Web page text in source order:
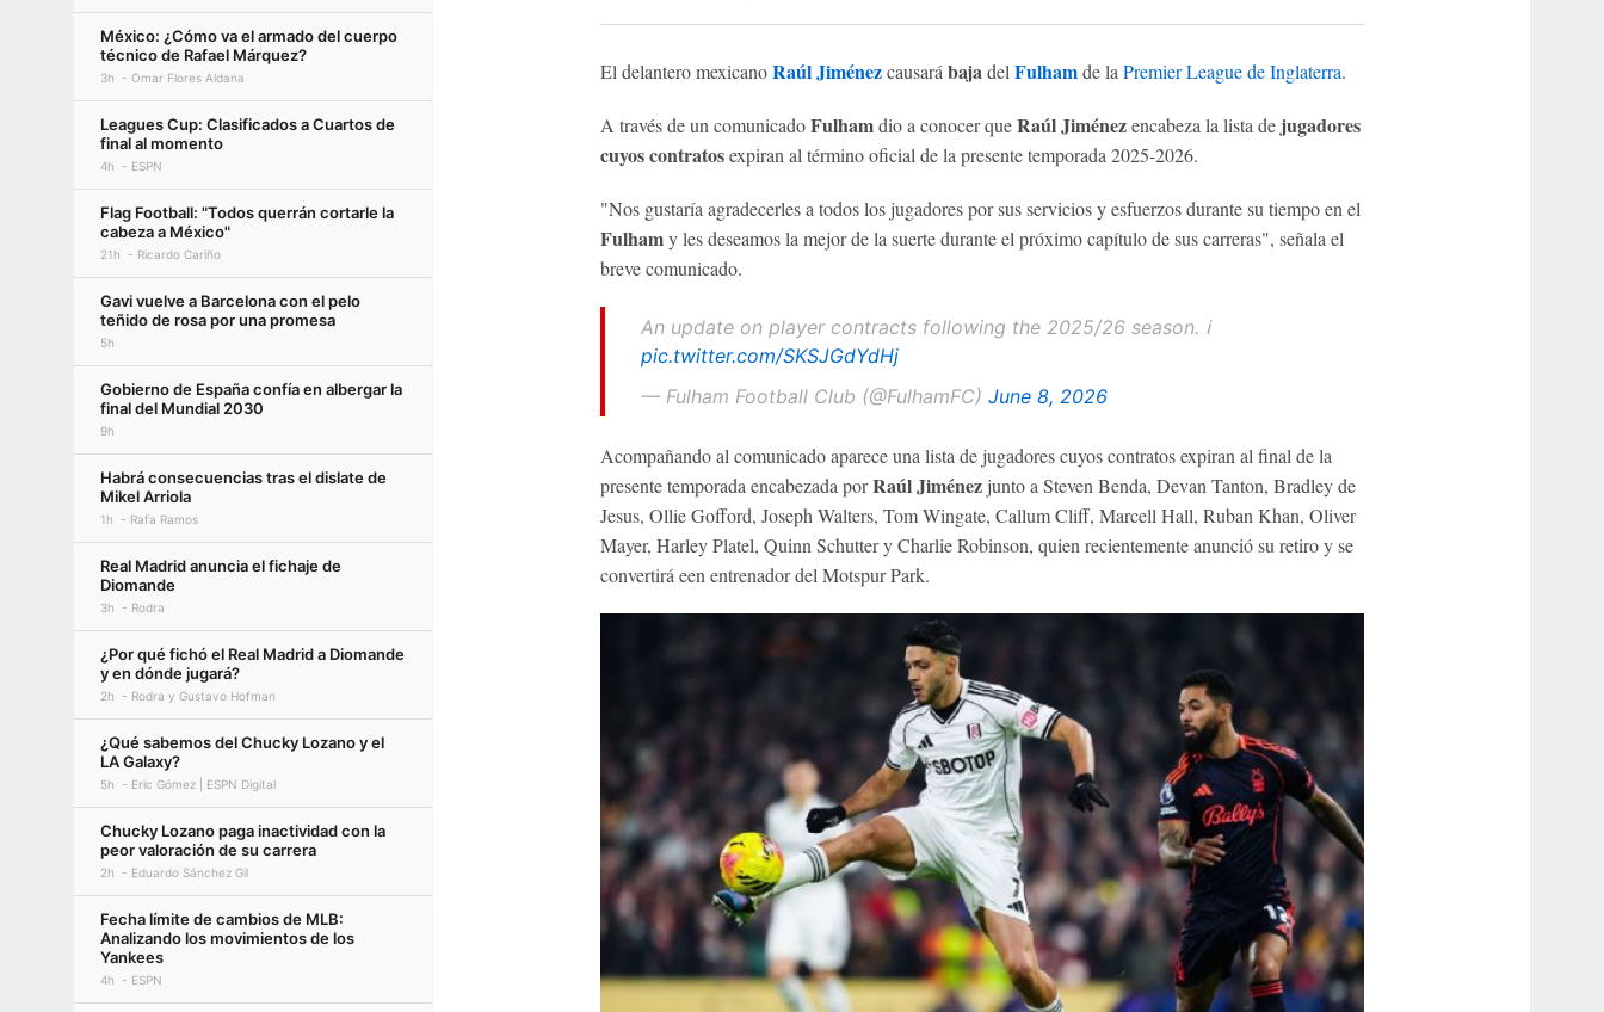
México: ¿Cómo va el armado del cuerpo
técnico de Rafael Márquez?
3h Omar Flores Aldana
Leagues Cup: Clasificados a Cuartos de
final al momento
4h ESPN
Flag Football: "Todos querrán cortarle la
cabeza a México"
21h Ricardo Cariño
Gavi vuelve a Barcelona con el pelo
teñido de rosa por una promesa
5h
Gobierno de España confía en albergar la
final del Mundial 2030
9h
Habrá consecuencias tras el dislate de
Mikel Arriola
1h Rafa Ramos
Real Madrid anuncia el fichaje de
Diomande
3h Rodra
¿Por qué fichó el Real Madrid a Diomande
y en dónde jugará?
2h Rodra y Gustavo Hofman
¿Qué sabemos del Chucky Lozano y el
LA Galaxy?
5h Eric Gómez | ESPN Digital
Chucky Lozano paga inactividad con la
peor valoración de su carrera
2h Eduardo Sánchez Gil
Fecha límite de cambios de MLB:
Analizando los movimientos de los
Yankees
4h ESPN
El delantero mexicanoRaúl Jiménezcausará baja del Fulhamde la Premier League de Inglaterra.
A través de un comunicadoFulhamdio a conocer queRaúl Jiménezencabeza la lista de jugadores
cuyos contratosexpiran al término oficial de la presente temporada 2025-2026.
"Nos gustaría agradecerles a todos los jugadores por sus servicios y esfuerzos durante su tiempo en el
Fulhamy les deseamos la mejor de la suerte durante el próximo capítulo de sus carreras", señala el
breve comunicado.
An update on player contracts following the 2025/26 season. ℹ️
pic.twitter.com/SKSJGdYdHj
— Fulham Football Club (@FulhamFC) June 8, 2026
Acompañando al comunicado aparece una lista de jugadores cuyos contratos expiran al final de la
presente temporada encabezada porRaúl Jiménezjunto a Steven Benda, Devan Tanton, Bradley de
Jesus, Ollie Gofford, Joseph Walters, Tom Wingate, Callum Cliff, Marcell Hall, Ruban Khan, Oliver
Mayer, Harley Platel, Quinn Schutter y Charlie Robinson, quien recientemente anunció su retiro y se
convertirá een entrenador del Motspur Park.